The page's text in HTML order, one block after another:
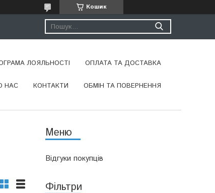
Кошик
ЛОЯЛЬНОСТІ ОПЛАТА ТА ДОСТАВКА
НАС КОНТАКТИ ОБМІН ТА ПОВЕРНЕННЯ
Відгуки покупців
Фільтри